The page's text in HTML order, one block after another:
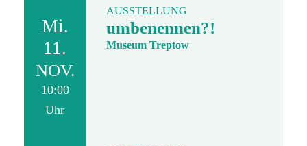
Mi.
11.
NOV.
10:00
Uhr
AUSSTELLUNG
umbenennen?!
Museum Treptow